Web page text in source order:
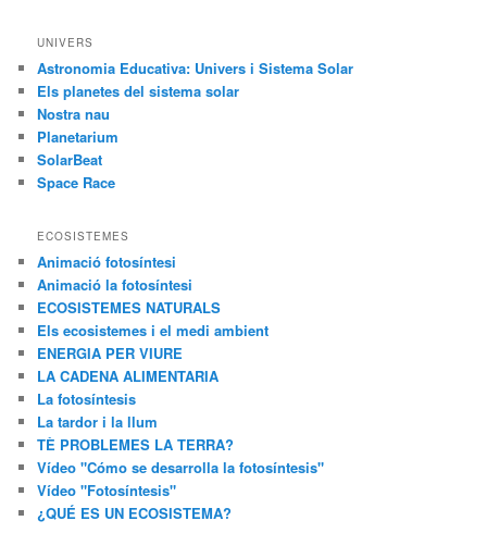
UNIVERS
Astronomia Educativa: Univers i Sistema Solar
Els planetes del sistema solar
Nostra nau
Planetarium
SolarBeat
Space Race
ECOSISTEMES
Animació fotosíntesi
Animació la fotosíntesi
ECOSISTEMES NATURALS
Els ecosistemes i el medi ambient
ENERGIA PER VIURE
LA CADENA ALIMENTARIA
La fotosíntesis
La tardor i la llum
TÈ PROBLEMES LA TERRA?
Vídeo "Cómo se desarrolla la fotosíntesis"
Vídeo "Fotosíntesis"
¿QUÉ ES UN ECOSISTEMA?